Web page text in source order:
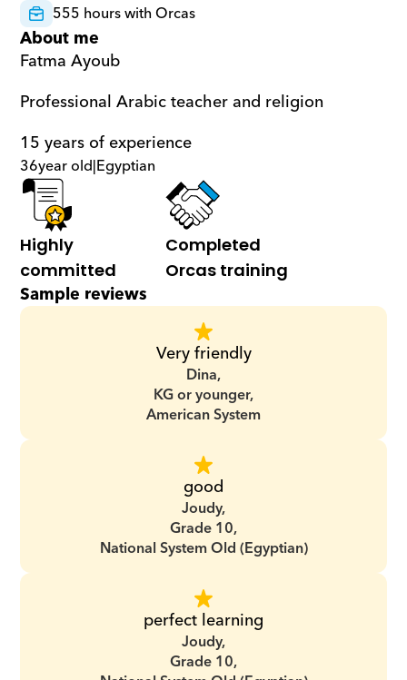
555 hours with Orcas
About me
Fatma Ayoub
Professional Arabic teacher and religion
15 years of experience
36year old|Egyptian
Highly
committed
Completed
Orcas training
Sample reviews
Very friendly
Dina,
KG or younger,
American System
good
Joudy,
Grade 10,
National System Old (Egyptian)
perfect learning
Joudy,
Grade 10,